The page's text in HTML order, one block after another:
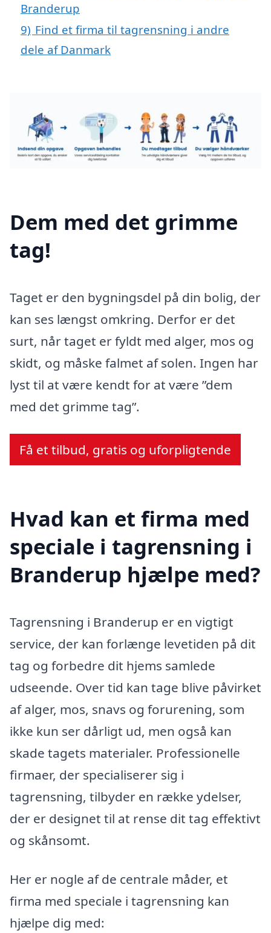
Branderup
9) Find et firma til tagrensning i andre
dele af Danmark
Dem med det grimme
tag!
Taget er den bygningsdel på din bolig, der
kan ses længst omkring. Derfor er det
surt, når taget er fyldt med alger, mos og
skidt, og måske falmet af solen. Ingen har
lyst til at være kendt for at være ”dem
med det grimme tag”.
Få et tilbud, gratis og uforpligtende
Hvad kan et firma med
speciale i tagrensning i
Branderup hjælpe med?
Tagrensning i Branderup er en vigtigt
service, der kan forlænge levetiden på dit
tag og forbedre dit hjems samlede
udseende. Over tid kan tage blive påvirket
af alger, mos, snavs og forurening, som
ikke kun ser dårligt ud, men også kan
skade tagets materialer. Professionelle
firmaer, der specialiserer sig i
tagrensning, tilbyder en række ydelser,
der er designet til at rense dit tag effektivt
og skånsomt.
Her er nogle af de centrale måder, et
firma med speciale i tagrensning kan
hjælpe dig med: